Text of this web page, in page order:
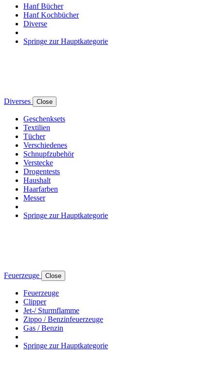
Hanf Bücher
Hanf Kochbücher
Diverse
Springe zur Hauptkategorie
Diverses Close
Geschenksets
Textilien
Tücher
Verschiedenes
Schnupfzubehör
Verstecke
Drogentests
Haushalt
Haarfarben
Messer
Springe zur Hauptkategorie
Feuerzeuge Close
Feuerzeuge
Clipper
Jet-/ Sturmflamme
Zippo / Benzinfeuerzeuge
Gas / Benzin
Springe zur Hauptkategorie